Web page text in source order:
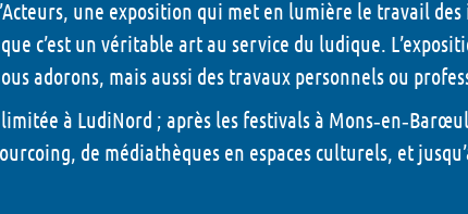
Illustr'acteurs - 2026
Escape Box - 2026
Quêtes ludiques - 2026
Mon compte
une exposition qui met en lumière le travail
c’est un véritable art au service du ludique.
adorons, mais aussi des travaux personnels ou
à LudiNord ; après les festivals à
de médiathèques en espaces culturels, et